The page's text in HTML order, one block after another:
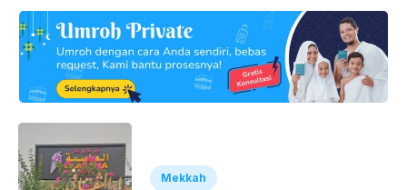
Mekkah